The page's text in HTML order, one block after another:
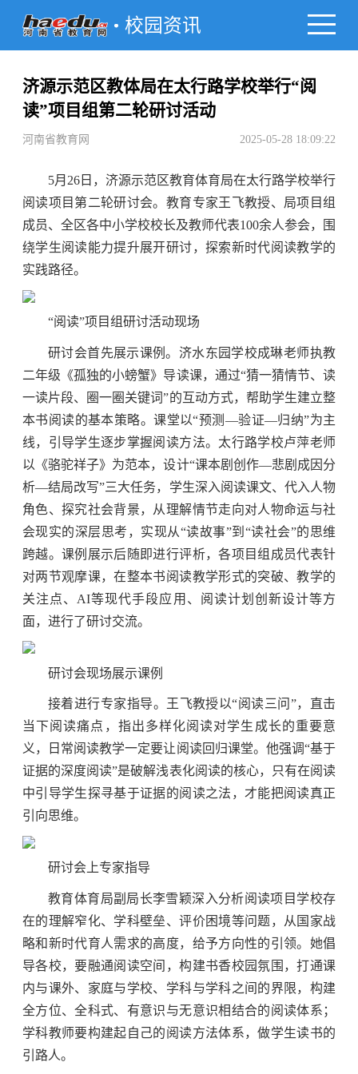
校园资讯
济源示范区教体局在太行路学校举行“阅
读”项目组第二轮研讨活动
河南省教育网 2025-05-28 18:09:22
5月26日，济源示范区教育体育局在太行路学校举行
阅读项目第二轮研讨会。教育专家王飞教授、局项目组
成员、全区各中小学校校长及教师代表100余人参会，围
绕学生阅读能力提升展开研讨，探索新时代阅读教学的
实践路径。
“阅读”项目组研讨活动现场
研讨会首先展示课例。济水东园学校成琳老师执教
二年级《孤独的小螃蟹》导读课，通过“猜一猜情节、读
一读片段、圈一圈关键词”的互动方式，帮助学生建立整
本书阅读的基本策略。课堂以“预测—验证—归纳”为主
线，引导学生逐步掌握阅读方法。太行路学校卢萍老师
以《骆驼祥子》为范本，设计“课本剧创作—悲剧成因分
析—结局改写”三大任务，学生深入阅读课文、代入人物
角色、探究社会背景，从理解情节走向对人物命运与社
会现实的深层思考，实现从“读故事”到“读社会”的思维
跨越。课例展示后随即进行评析，各项目组成员代表针
对两节观摩课，在整本书阅读教学形式的突破、教学的
关注点、AI等现代手段应用、阅读计划创新设计等方
面，进行了研讨交流。
研讨会现场展示课例
接着进行专家指导。王飞教授以“阅读三问”，直击
当下阅读痛点，指出多样化阅读对学生成长的重要意
义，日常阅读教学一定要让阅读回归课堂。他强调“基于
证据的深度阅读”是破解浅表化阅读的核心，只有在阅读
中引导学生探寻基于证据的阅读之法，才能把阅读真正
引向思维。
研讨会上专家指导
教育体育局副局长李雪颖深入分析阅读项目学校存
在的理解窄化、学科壁垒、评价困境等问题，从国家战
略和新时代育人需求的高度，给予方向性的引领。她倡
导各校，要融通阅读空间，构建书香校园氛围，打通课
内与课外、家庭与学校、学科与学科之间的界限，构建
全方位、全科式、有意识与无意识相结合的阅读体系；
学科教师要构建起自己的阅读方法体系，做学生读书的
引路人。